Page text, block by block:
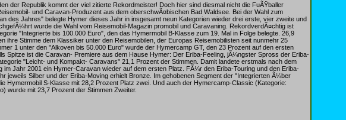
der Republik kommt der viel zitierte Rekordmeister! Doch hier sind diesmal nicht die FuÃŸballer
und Caravan-Produzent aus dem oberschwÃ¤bischen Bad Waldsee. Bei der Wahl zum
des Jahres" belegte Hymer dieses Jahr in insgesamt neun Kategorien wieder drei erste, vier zweite und
wurde die Wahl vom Reisemobil-Magazin promobil und Caravaning. RekordverdÃ¤chtig ist
"Integrierte bis 100.000 Euro", den das Hymermobil B-Klasse zum 19. Mal in Folge belegte. 26,9
ihre Stimme dem Klassiker unter den Reisemobilen, der Europas Reisemobilisten seit nunmehr 25
1 unter den "Alkoven bis 50.000 Euro" wurde der Hymercamp GT, den 23 Prozent auf den ersten
Spitze ist die Caravan- Premiere aus dem Hause Hymer: Der Eriba-Feeling, jÃ¼ngster Spross der Eriba-
"Leicht- und Kompakt- Caravans" 21,1 Prozent der Stimmen. Damit landete erstmals nach dem
im Jahr 2001 ein Hymer-Caravan wieder auf dem ersten Platz. FÃ¼r den Eriba-Touring und den Eriba-
jeweils Silber und der Eriba-Moving erhielt Bronze. Im gehobenen Segment der "Integrierten Ã¼ber
Hymermobil S-Klasse mit 28,2 Prozent Platz zwei. Und auch der Hymercamp-Classic (Kategorie:
wurde mit 23,7 Prozent der Stimmen Zweiter.